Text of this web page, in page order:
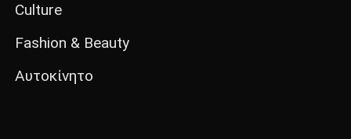
Culture
Fashion & Beauty
Αυτοκίνητο